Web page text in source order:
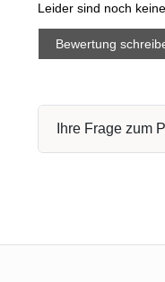
Leider sind noch
Bewertung
Ihre Frage zum